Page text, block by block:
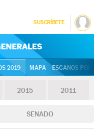
SUSCRÍBETE
2019 MAPA ESCAÑOS
2015 2011
SENADO